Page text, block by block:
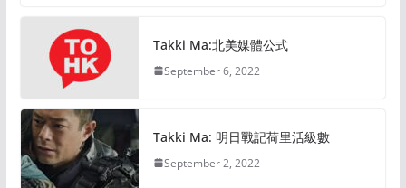
Takki Ma:北美媒體公式
September 6, 2022
Takki Ma: 明日戰記荷里活級數
September 2, 2022